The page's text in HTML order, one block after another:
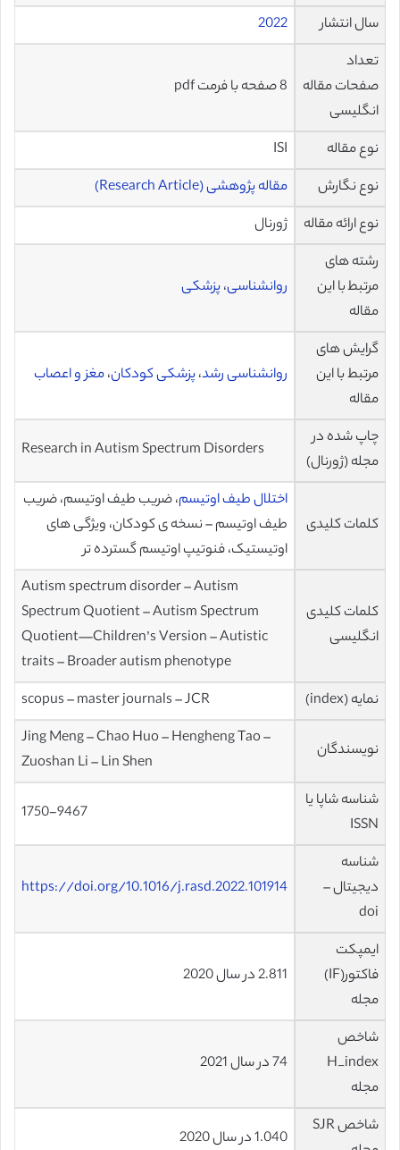
سال انتشار
2022
تعداد
صفحات مقاله
انگلیسی
8 صفحه با فرمت pdf
نوع مقاله
ISI
نوع نگارش
مقاله پژوهشی (Research Article)
نوع ارائه مقاله
ژورنال
رشته های
مرتبط با این
مقاله
روانشناسی،پزشکی
گرایش های
مرتبط با این
مقاله
روانشناسی رشد،پزشکی کودکان،مغز و اعصاب
چاپ شده در
مجله (ژورنال)
کلمات کلیدی
اختلال طیف اوتیسم، ضریب طیف اوتیسم، ضریب
طیف اوتیسم – نسخه ی کودکان، ویژگی های
اوتیستیک، فنوتیپ اوتیسم گسترده تر
کلمات کلیدی
انگلیسی
Autism spectrum disorder – Autism
Spectrum Quotient – Autism Spectrum
Quotient—Children’s Version – Autistic
traits – Broader autism phenotype
نمایه (index)
scopus – master journals – JCR
نویسندگان
Jing Meng – Chao Huo – Hengheng Tao –
Zuoshan Li – Lin Shen
شناسه شاپا یا
ISSN
1750-9467
شناسه
دیجیتال –
doi
https://doi.org/10.1016/j.rasd.2022.101914
ایمپکت
فاکتور(IF)
مجله
2.811 در سال 2020
شاخص
H_index
مجله
74 در سال 2021
شاخص SJR
1.040 در سال 2020